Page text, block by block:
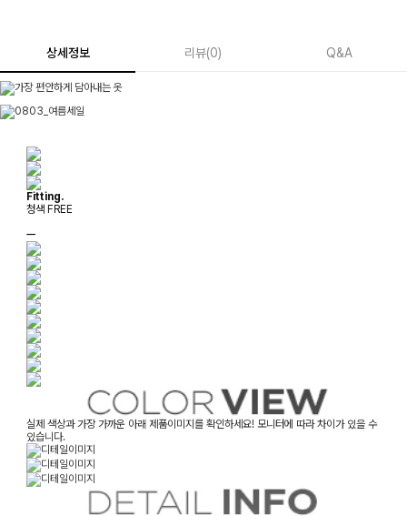
상세정보 리뷰(0) Q&A
Fitting.
청색 FREE
ㅡ
실제 색상과 가장 가까운 아래 제품이미지를 확인하세요! 모니터에 따라 차이가 있을 수
있습니다.